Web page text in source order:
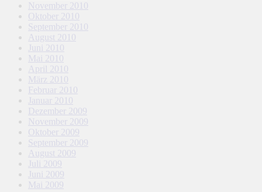
November 2010
Oktober 2010
September 2010
August 2010
Juni 2010
Mai 2010
April 2010
März 2010
Februar 2010
Januar 2010
Dezember 2009
November 2009
Oktober 2009
September 2009
August 2009
Juli 2009
Juni 2009
Mai 2009